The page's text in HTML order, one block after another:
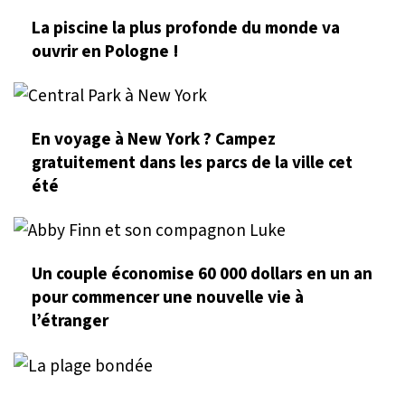
La piscine la plus profonde du monde va
ouvrir en Pologne !
En voyage à New York ? Campez
gratuitement dans les parcs de la ville cet
été
Un couple économise 60 000 dollars en un an
pour commencer une nouvelle vie à
l’étranger